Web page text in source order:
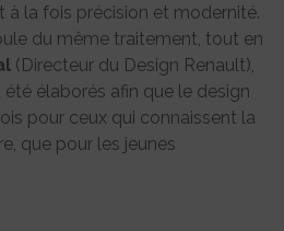
à la fois précision et modernité.
du même traitement, tout en
(Directeur du Design Renault),
élaborés afin que le design
pour ceux qui connaissent la
que pour les jeunes